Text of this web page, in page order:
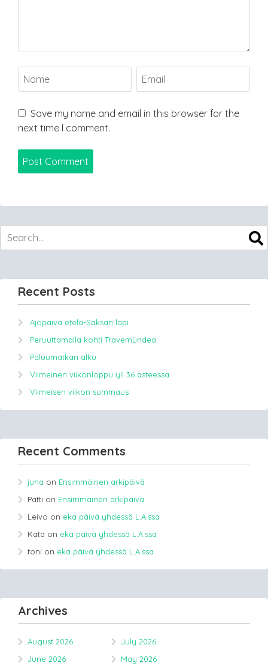
Save my name and email in this browser for the
next time I comment.
Recent Posts
Ajopäivä etelä-Saksan läpi
Peruuttamalla kohti Travemündea
Paluumatkan alku
Viimeinen viikonloppu yli 36 asteessa.
Viimeisen viikon summaus
Recent Comments
juha on Ensimmäinen arkipäivä
Patti on Ensimmäinen arkipäivä
Leivo on eka päivä yhdessä L.A.ssa
Kata on eka päivä yhdessä L.A.ssa
toni on eka päivä yhdessä L.A.ssa
Archives
August 2026
July 2026
June 2026
May 2026